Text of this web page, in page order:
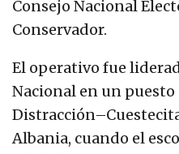
Consejo Nacional
Conservador.
El operativo fue
Nacional en un
Albania, cuando el